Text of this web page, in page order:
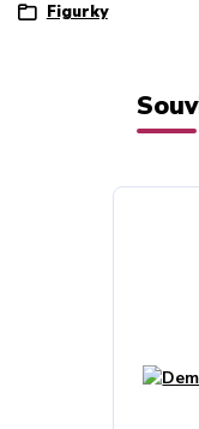
Figurky